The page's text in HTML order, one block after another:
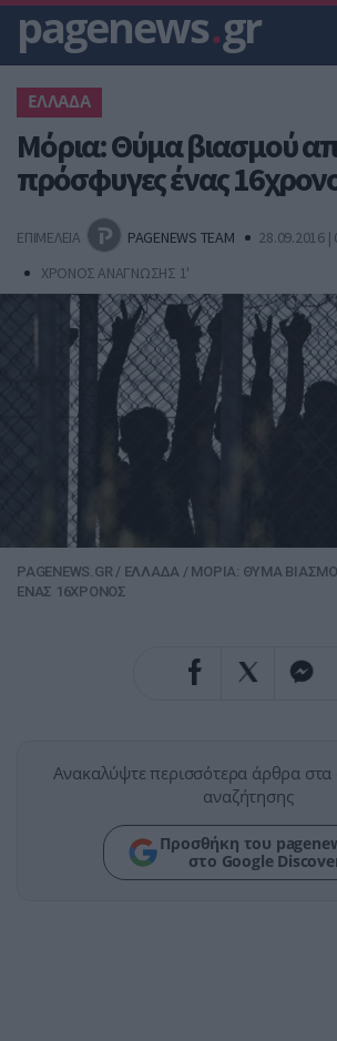
pagenews.gr
ΕΛΛΑΔΑ
Μόρια: Θύμα βιασμού
πρόσφυγες ένας
ΕΠΙΜΕΛΕΙΑ PAGENEWS TEAM
28.09.2016 |
ΧΡΟΝΟΣ ΑΝΑΓΝΩΣΗΣ 1'
PAGENEWS.GR/ ΕΛΛΑΔΑ / ΜΟΡΙΑ: ΘΥΜΑ
ΕΝΑΣ 16ΧΡΟΝΟΣ
Ανακαλύψτε περισσότερα άρθρα στα
αναζήτησης
Προσθήκη του
στο Google